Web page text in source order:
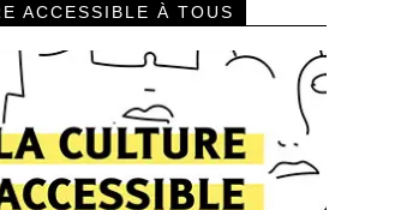
ACCESSIBLE À TOUS